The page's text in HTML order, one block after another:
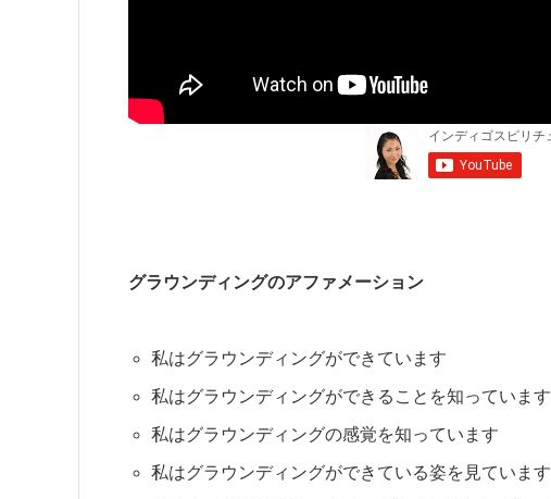
グラウンディングのアファメーション
私はグラウンディングができています
私はグラウンディングができることを知っています
私はグラウンディングの感覚を知っています
私はグラウンディングができている姿を見ています